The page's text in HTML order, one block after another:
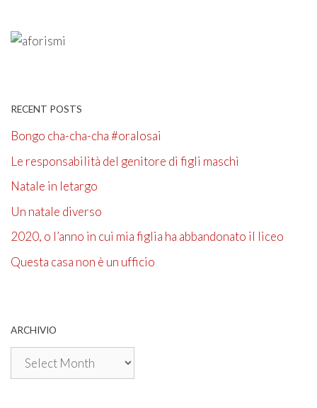
RECENT POSTS
Bongo cha-cha-cha #oralosai
Le responsabilità del genitore di figli maschi
Natale in letargo
Un natale diverso
2020, o l’anno in cui mia figlia ha abbandonato il liceo
Questa casa non è un ufficio
ARCHIVIO
Archivio